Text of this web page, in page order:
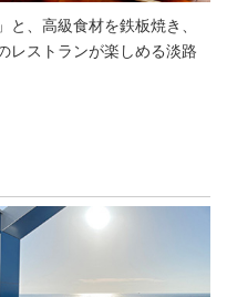
、高級食材を鉄板焼き、
レストランが楽しめる淡路